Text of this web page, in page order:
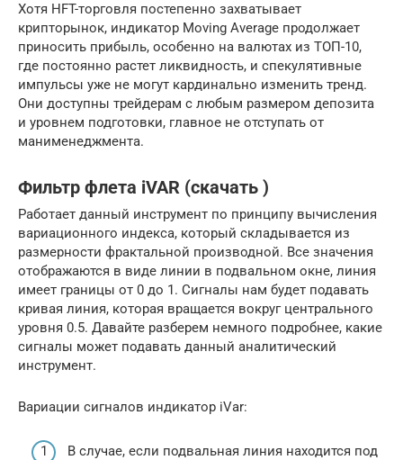
Хотя HFT-торговля постепенно захватывает
крипторынок, индикатор Moving Average продолжает
приносить прибыль, особенно на валютах из ТОП-10,
где постоянно растет ликвидность, и спекулятивные
импульсы уже не могут кардинально изменить тренд.
Они доступны трейдерам с любым размером депозита
и уровнем подготовки, главное не отступать от
манименеджмента.
Фильтр флета iVAR (скачать )
Работает данный инструмент по принципу вычисления
вариационного индекса, который складывается из
размерности фрактальной производной. Все значения
отображаются в виде линии в подвальном окне, линия
имеет границы от 0 до 1. Сигналы нам будет подавать
кривая линия, которая вращается вокруг центрального
уровня 0.5. Давайте разберем немного подробнее, какие
сигналы может подавать данный аналитический
инструмент.
Вариации сигналов индикатор iVar:
В случае, если подвальная линия находится под